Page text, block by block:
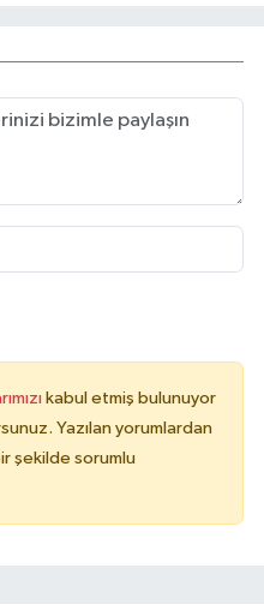
kabul etmiş bulunuyor
Yazılan yorumlardan
şekilde sorumlu